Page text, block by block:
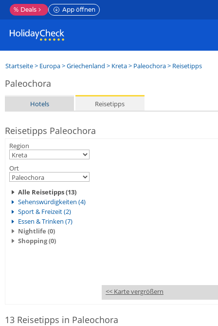
% Deals App öffnen
Startseite> Europa>Griechenland > Kreta> Paleochora> Reisetipps
Paleochora
Hotels Reisetipps
Reisetipps Paleochora
Region
Ort
Alle Reisetipps (13)
Sehenswürdigkeiten (4)
Sport & Freizeit (2)
Essen & Trinken (7)
Nightlife (0)
Shopping (0)
<< Karte vergrößern
13 Reisetipps in Paleochora